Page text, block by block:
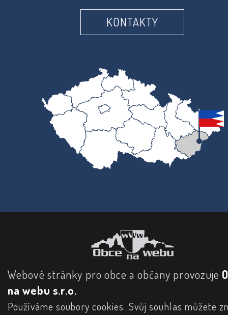
KONTAKTY
Webové stránky pro obce a občany provozuje
na webu s.r.o.
Používáme soubory cookies. Svůj souhlas můžete